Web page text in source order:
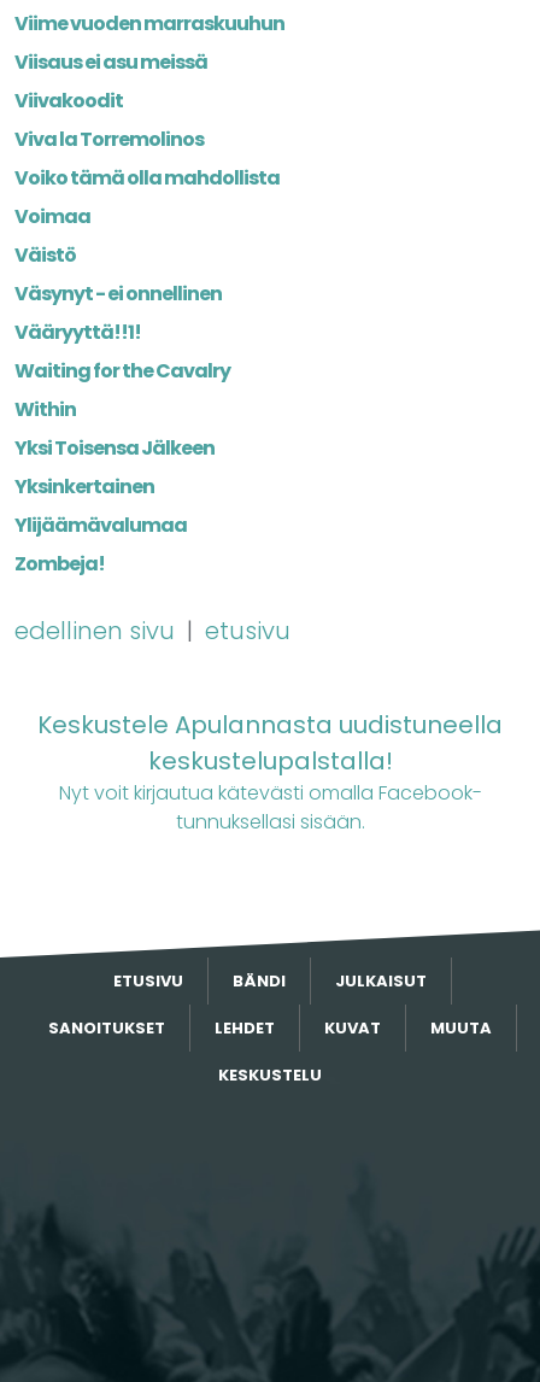
Viime vuoden marraskuuhun
Viisaus ei asu meissä
Viivakoodit
Viva la Torremolinos
Voiko tämä olla mahdollista
Voimaa
Väistö
Väsynyt - ei onnellinen
Vääryyttä!!1!
Waiting for the Cavalry
Within
Yksi Toisensa Jälkeen
Yksinkertainen
Ylijäämävalumaa
Zombeja!
edellinen sivu | etusivu
Keskustele Apulannasta uudistuneella
keskustelupalstalla!
Nyt voit kirjautua kätevästi omalla Facebook-
tunnuksellasi sisään.
ETUSIVU BÄNDI JULKAISUT
SANOITUKSET LEHDET KUVAT MUUTA
KESKUSTELU